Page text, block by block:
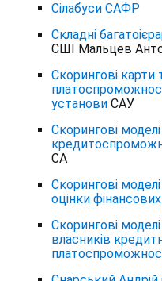
Сілабуси САФР
Складні
СШІ Мальцев
Скорингові карти
установи САУ
Скорингові
СА
Скорингові
оцінки
Скорингові
власників